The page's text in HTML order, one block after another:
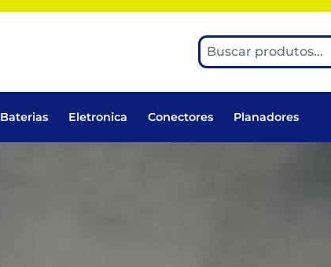
Baterias Eletronica Conectores Planadores